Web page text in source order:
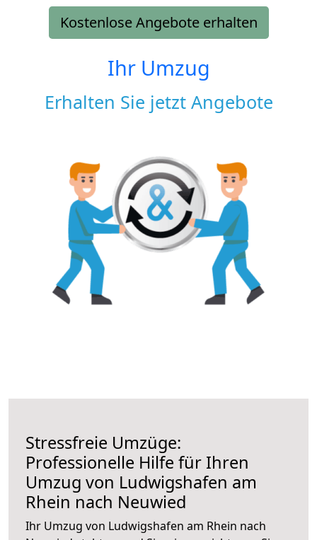
Kostenlose Angebote erhalten
Ihr Umzug
Erhalten Sie jetzt Angebote
Stressfreie Umzüge:
Professionelle Hilfe für Ihren
Umzug von Ludwigshafen am
Rhein nach Neuwied
Ihr Umzug von Ludwigshafen am Rhein nach